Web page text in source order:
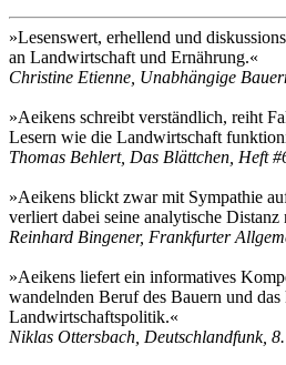
»Lesenswert, erhellend und
an Landwirtschaft und Ernährung.«
Christine Etienne, Unabhängige
»Aeikens schreibt verständlich, reiht
Lesern wie die Landwirtschaft
Thomas Behlert, Das Blättchen, Heft
»Aeikens blickt zwar mit Sympathie
verliert dabei seine analytische Distanz
Reinhard Bingener, Frankfurter
»Aeikens liefert ein informatives
wandelnden Beruf des Bauern und
Landwirtschaftspolitik.«
Niklas Ottersbach, Deutschlandfunk,